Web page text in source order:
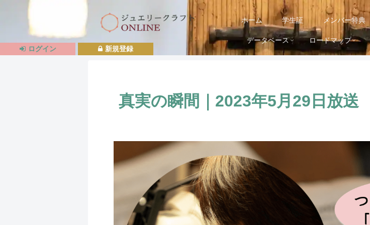
ホーム 学生証 メンバー特典
データベース ロードマップ
真実の瞬間｜2023年5月29日放送
新規登録
ログイン